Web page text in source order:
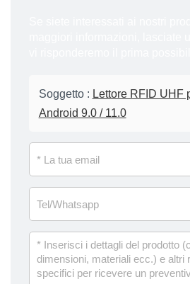
Soggetto : Lettore RFID UHF
Android 9.0 / 11.0